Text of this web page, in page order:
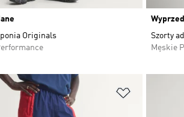
Originals
Szorty
Męskie
życzeń Dodaj do